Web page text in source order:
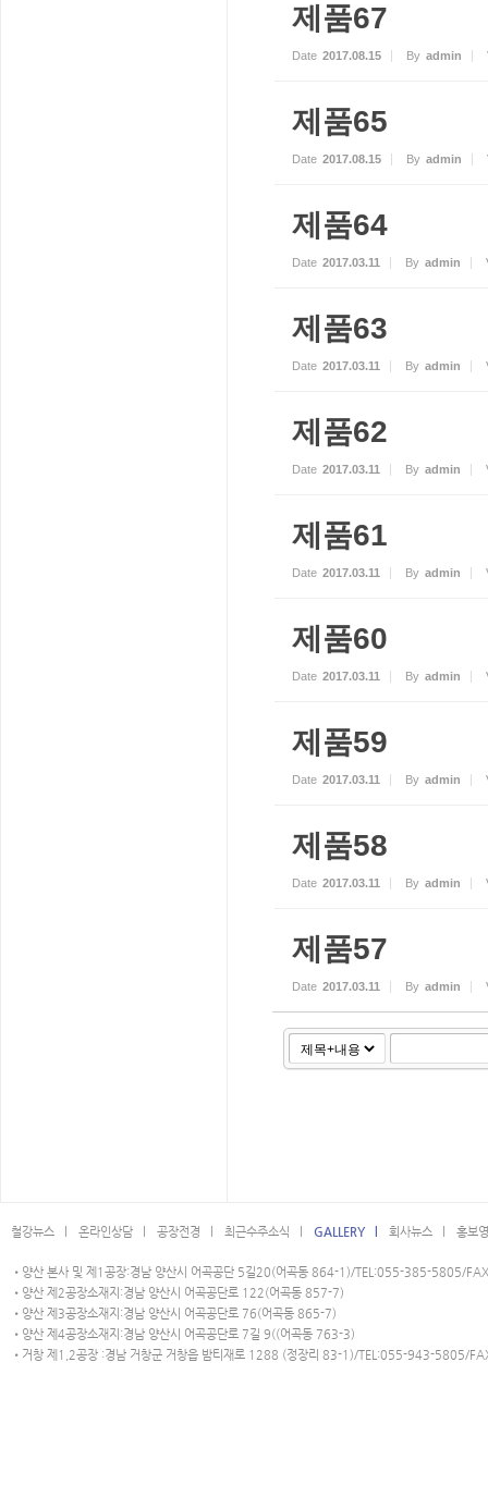
제품67
Date 2017.08.15 By admin
제품65
Date 2017.08.15 By admin
제품64
Date 2017.03.11 By admin
제품63
Date 2017.03.11 By admin
제품62
Date 2017.03.11 By admin
제품61
Date 2017.03.11 By admin
제품60
Date 2017.03.11 By admin
제품59
Date 2017.03.11 By admin
제품58
Date 2017.03.11 By admin
제품57
Date 2017.03.11 By admin
철강뉴스 l 온라인상담 l 공장전경 l 최근수주소식 l GALLERY l 회사뉴스 l 홍보
•양산 본사 및 제1공장:경남 양산시 어곡공단 5길20(어곡동 864-1)/TEL:055-385-5805/
•양산 제2공장소재지:경남 양산시 어곡공단로 122(어곡동 857-7)
•양산 제3공장소재지:경남 양산시 어곡공단로 76(어곡동 865-7)
•양산 제4공장소재지:경남 양산시 어곡공단로 7길 9((어곡동 763-3)
•거창 제1,2공장 :경남 거창군 거창읍 밤티재로 1288 (정장리 83-1)/TEL:055-943-5805/